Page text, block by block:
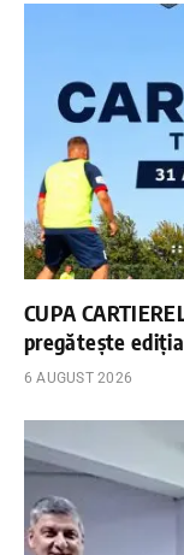
CUPA
pregătește
6 AUGUST 2026